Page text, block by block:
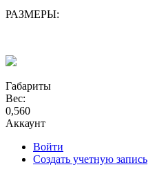
РАЗМЕРЫ:
Габариты
Вес:
0,560
Аккаунт
Войти
Создать учетную запись